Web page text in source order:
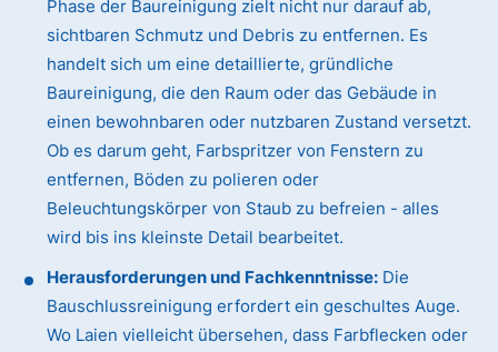
Phase der Baureinigung zielt nicht nur darauf ab,
sichtbaren Schmutz und Debris zu entfernen. Es
handelt sich um eine detaillierte, gründliche
Baureinigung, die den Raum oder das Gebäude in
einen bewohnbaren oder nutzbaren Zustand versetzt.
Ob es darum geht, Farbspritzer von Fenstern zu
entfernen, Böden zu polieren oder
Beleuchtungskörper von Staub zu befreien - alles
wird bis ins kleinste Detail bearbeitet.
Herausforderungen und Fachkenntnisse: Die
Bauschlussreinigung erfordert ein geschultes Auge.
Wo Laien vielleicht übersehen, dass Farbflecken oder